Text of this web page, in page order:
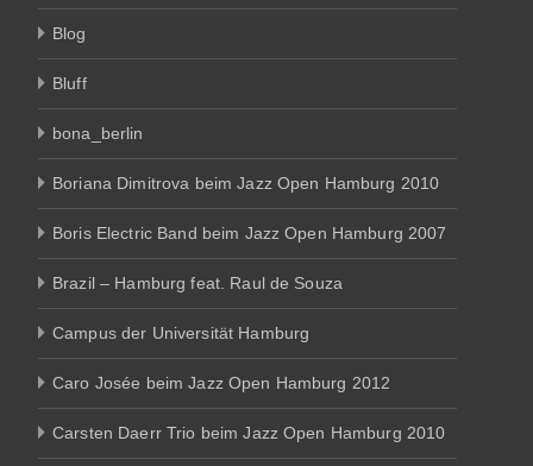
Blog
Bluff
bona_berlin
Boriana Dimitrova beim Jazz Open Hamburg 2010
Boris Electric Band beim Jazz Open Hamburg 2007
Brazil – Hamburg feat. Raul de Souza
Campus der Universität Hamburg
Caro Josée beim Jazz Open Hamburg 2012
Carsten Daerr Trio beim Jazz Open Hamburg 2010